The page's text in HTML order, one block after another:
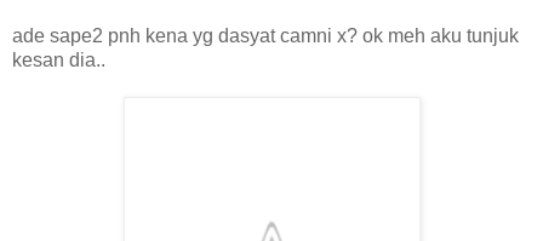
ade sape2 pnh kena yg dasyat camni x? ok meh aku tunjuk
kesan dia..